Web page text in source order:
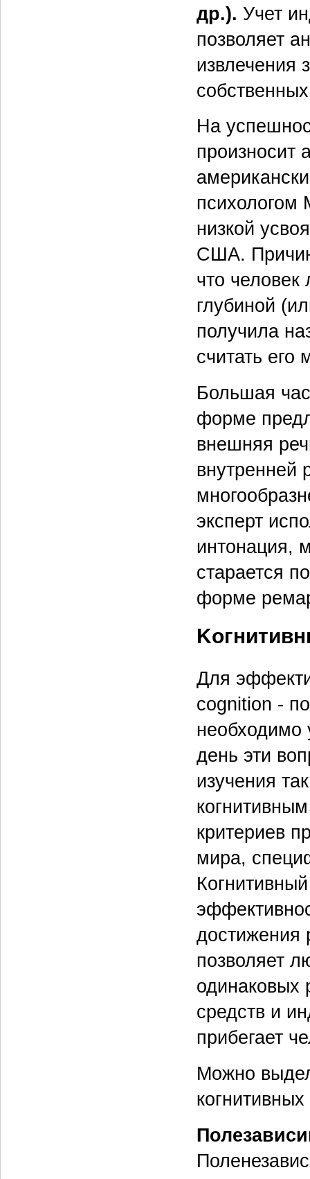
др.). Учет
позволяет
извлечения
На
произносит
психологом
низкой
США.
что
глубиной
получила
считать его
Большая
форме
внешняя
внутренней
эксперт
интонация,
старается
форме
Для
cognition -
необходимо
день эти
изучения
критериев
мира,
достижения
позволяет
одинаковых
средств и
прибегает
Можно